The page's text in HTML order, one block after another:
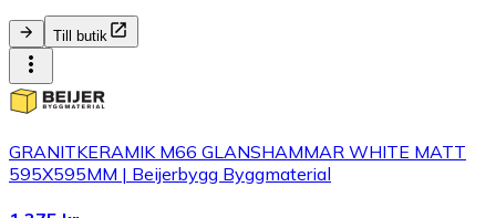
Till butik
GRANITKERAMIK M66 GLANSHAMMAR WHITE MATT
595X595MM | Beijerbygg Byggmaterial